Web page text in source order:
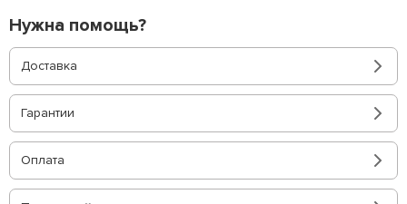
Нужна помощь?
Доставка
Гарантии
Оплата